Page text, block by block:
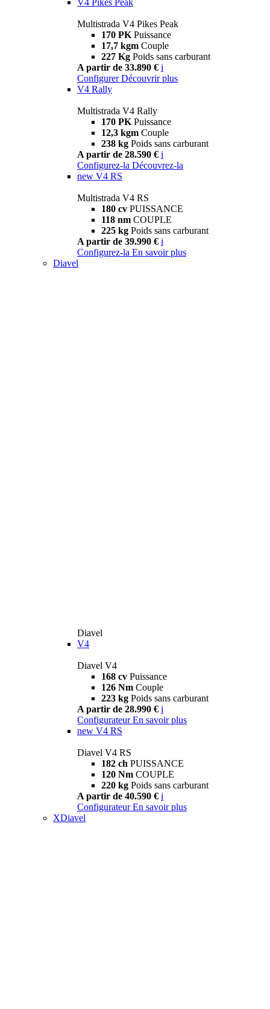
Multistrada V4 Pikes Peak
170 PK Puissance
17,7 kgm Couple
227 Kg Poids sans carburant
A partir de 33.890 € i
Configurer Découvrir plus
V4 Rally
Multistrada V4 Rally
170 PK Puissance
12,3 kgm Couple
238 kg Poids sans carburant
A partir de 28.590 € i
Configurez-la Découvrez-la
new V4 RS
Multistrada V4 RS
180 cv PUISSANCE
118 nm COUPLE
225 kg Poids sans carburant
A partir de 39.990 € i
Configurez-la En savoir plus
Diavel
Diavel
V4
Diavel V4
168 cv Puissance
126 Nm Couple
223 kg Poids sans carburant
A partir de 28.990 € i
Configurateur En savoir plus
new V4 RS
Diavel V4 RS
182 ch PUISSANCE
120 Nm COUPLE
220 kg Poids sans carburant
A partir de 40.590 € i
Configurateur En savoir plus
XDiavel